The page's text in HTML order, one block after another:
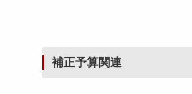
補正予算関連